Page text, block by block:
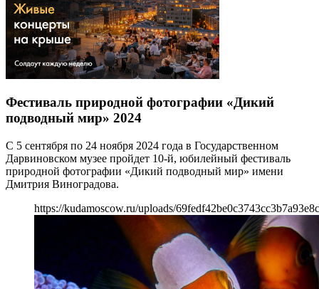
Фестиваль природной фотографии «Дикий
подводный мир» 2024
С 5 сентября по 24 ноября 2024 года в Государственном
Дарвиновском музее пройдет 10-й, юбилейный фестиваль
природной фотографии «Дикий подводный мир» имени
Дмитрия Виноградова.
https://kudamoscow.ru/uploads/